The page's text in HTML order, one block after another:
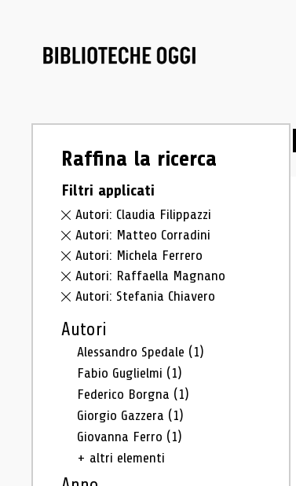
Raffina la ricerca
Filtri applicati
Autori: Claudia Filippazzi
Autori: Matteo Corradini
Autori: Michela Ferrero
Autori: Raffaella Magnano
Autori: Stefania Chiavero
Autori
Alessandro Spedale (1)
Fabio Guglielmi (1)
Federico Borgna (1)
Giorgio Gazzera (1)
Giovanna Ferro (1)
+ altri elementi